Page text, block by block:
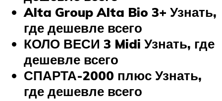
Alta Group Alta Bio 3+ Узнать,
где дешевле всего
КОЛО ВЕСИ 3 Midi Узнать, где
дешевле всего
СПАРТА-2000 плюс Узнать,
где дешевле всего